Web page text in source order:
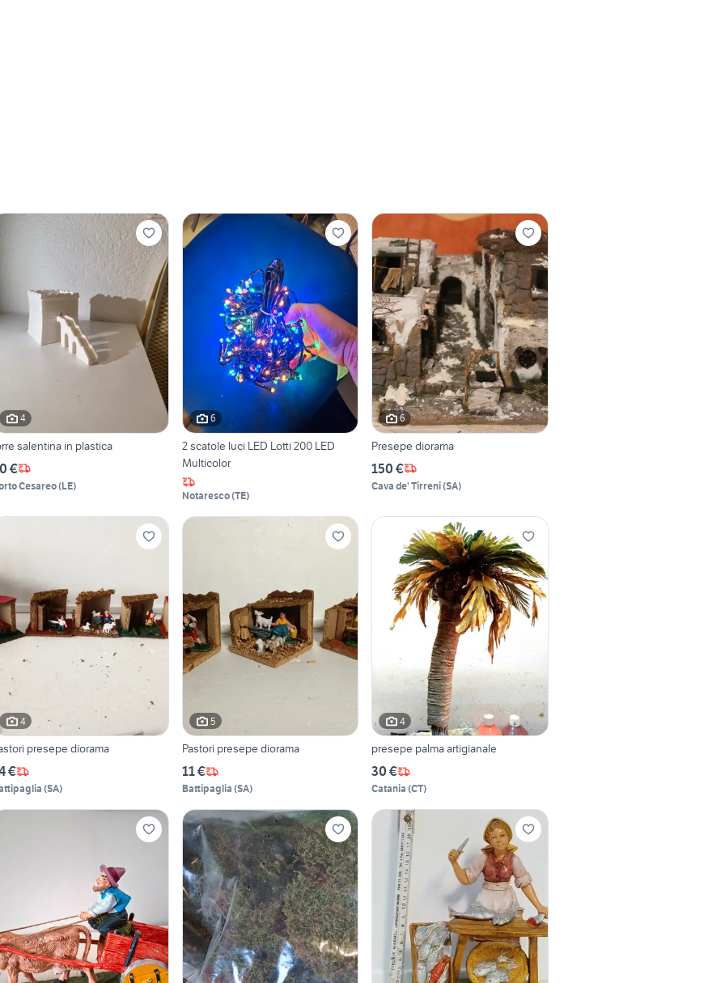
4
salentina in plastica
€
Cesareo(LE)
6
2 scatole luci LED Lotti 200 LED
Multicolor
Notaresco(TE)
6
Presepe diorama
150 €
Cava de' Tirreni(SA)
4
presepe diorama
€
(SA)
5
Pastori presepe diorama
11 €
Battipaglia (SA)
4
presepe palma artigianale
30 €
Catania (CT)